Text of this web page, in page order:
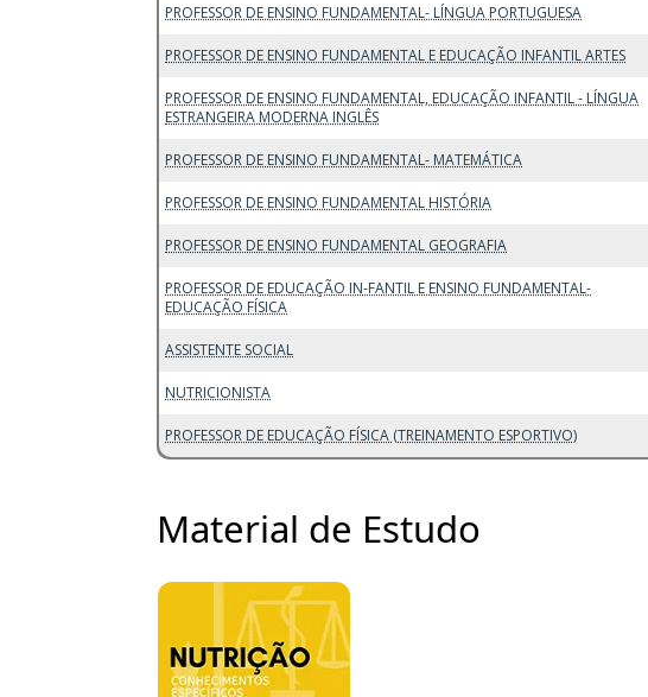
PROFESSOR DE ENSINO FUNDAMENTAL- LÍNGUA PORTUGUESA
PROFESSOR DE ENSINO FUNDAMENTAL E EDUCAÇÃO INFANTIL ARTES
PROFESSOR DE ENSINO FUNDAMENTAL, EDUCAÇÃO INFANTIL - LÍNGUA
ESTRANGEIRA MODERNA INGLÊS
PROFESSOR DE ENSINO FUNDAMENTAL- MATEMÁTICA
PROFESSOR DE ENSINO FUNDAMENTAL HISTÓRIA
PROFESSOR DE ENSINO FUNDAMENTAL GEOGRAFIA
PROFESSOR DE EDUCAÇÃO IN-FANTIL E ENSINO FUNDAMENTAL-
EDUCAÇÃO FÍSICA
ASSISTENTE SOCIAL
NUTRICIONISTA
PROFESSOR DE EDUCAÇÃO FÍSICA (TREINAMENTO ESPORTIVO)
Material de Estudo